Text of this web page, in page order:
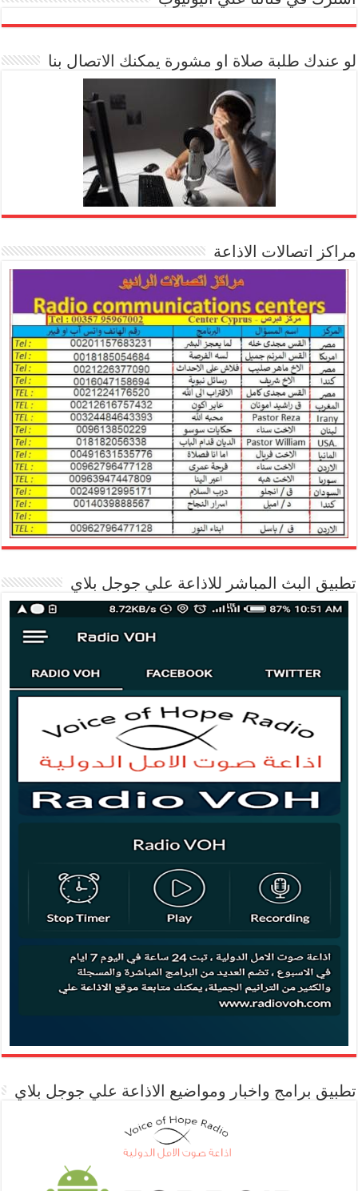
لو عندك طلبة صلاة او مشورة يمكنك الاتصال بنا
مراكز اتصالات الاذاعة
تطبيق البث المباشر للاذاعة علي جوجل بلاي
تطبيق برامج واخبار ومواضيع الاذاعة علي جوجل بلاي